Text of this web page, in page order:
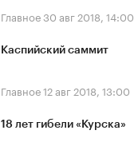
Главное30 авг 2018, 14:00
Каспийский саммит
Главное12 авг 2018, 13:00
18 лет гибели «Курска»